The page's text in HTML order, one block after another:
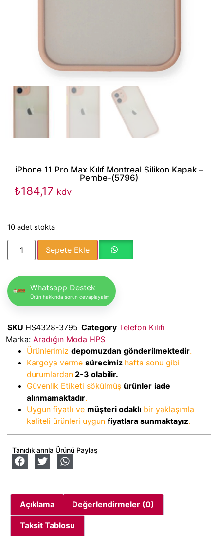
iPhone 11 Pro Max Kılıf Montreal Silikon Kapak –
Pembe-(5796)
₺184,17 kdv
10 adet stokta
Sepete Ekle
Whatsapp Destek
Ürün hakkında sorun cevaplayalım
SKU HS4328-3795 Category Telefon Kılıfı
Marka: Aradığın Moda HPS
Ürünlerimiz depomuzdan gönderilmektedir.
Kargoya verme sürecimiz hafta sonu gibi
durumlardan 2-3 olabilir.
Güvenlik Etiketi sökülmüş ürünler iade
alınmamaktadır.
Uygun fiyatlı ve müşteri odaklı bir yaklaşımla
kaliteli ürünleri uygun fiyatlara sunmaktayız.
Tanıdıklarınla Ürünü Paylaş
Açıklama Değerlendirmeler (0)
Taksit Tablosu